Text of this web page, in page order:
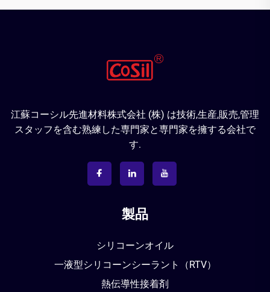
江蘇コーシル先進材料株式会社 (株) は技術,生産,販売,管理
スタッフを含む熟練した専門家と専門家を擁する会社で
す.
製品
シリコーンオイル
一液型シリコーンシーラント（RTV）
熱伝導性接着剤